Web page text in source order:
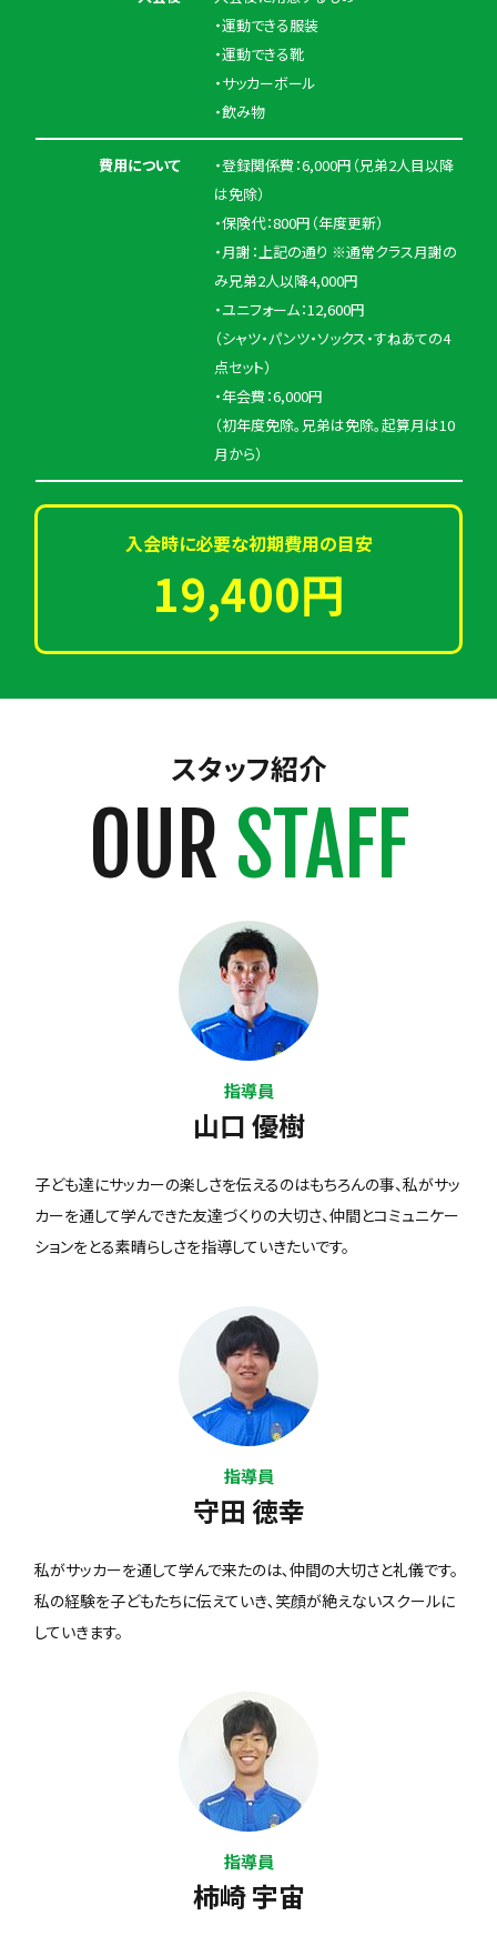
・運動できる服装
・運動できる靴
・サッカーボール
・飲み物
費用について
・登録関係費：6,000円（兄弟2人目以降
は免除）
・保険代：800円（年度更新）
・月謝：上記の通り ※通常クラス月謝の
み兄弟2人以降4,000円
・ユニフォーム：12,600円
（シャツ・パンツ・ソックス・すねあての4
点セット）
・年会費：6,000円
（初年度免除。兄弟は免除。起算月は10
月から）
入会時に必要な初期費用の目安
19,400円
スタッフ紹介
OUR STAFF
指導員
山口 優樹
子ども達にサッカーの楽しさを伝えるのはもちろんの事、私がサッ
カーを通して学んできた友達づくりの大切さ、仲間とコミュニケー
ションをとる素晴らしさを指導していきたいです。
指導員
守田 徳幸
私がサッカーを通して学んで来たのは､仲間の大切さと礼儀です。
私の経験を子どもたちに伝えていき､笑顔が絶えないスクールに
していきます。
指導員
柿崎 宇宙